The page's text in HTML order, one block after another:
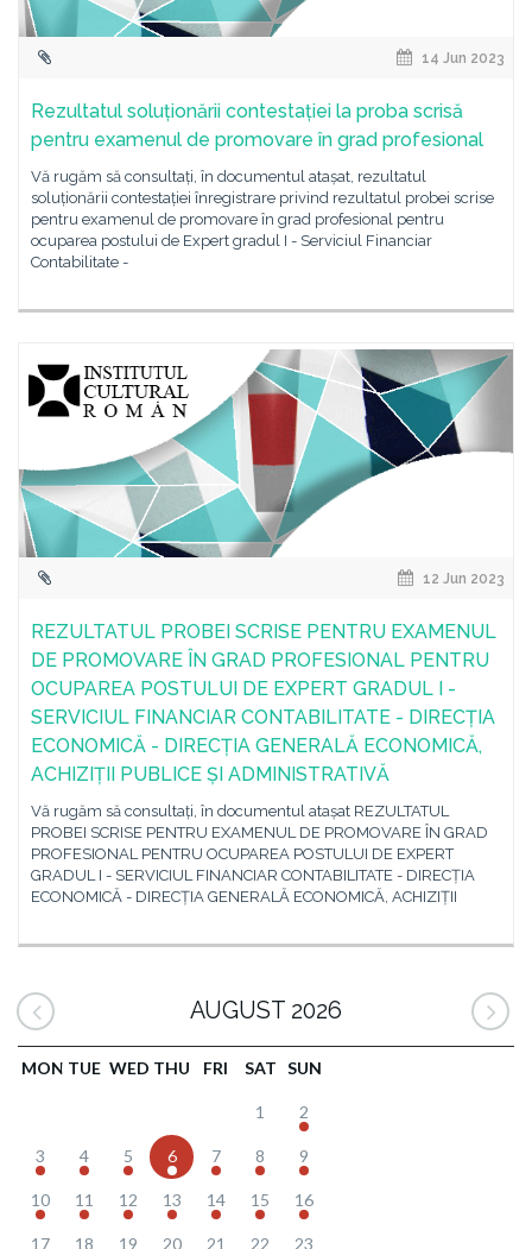
14 Jun 2023
Rezultatul soluționării contestației la proba scrisă
pentru examenul de promovare în grad profesional
Vă rugăm să consultați, în documentul atașat, rezultatul
soluționării contestației înregistrare privind rezultatul probei scrise
pentru examenul de promovare în grad profesional pentru
ocuparea postului de Expert gradul I - Serviciul Financiar
Contabilitate -
12 Jun 2023
REZULTATUL PROBEI SCRISE PENTRU EXAMENUL
DE PROMOVARE ÎN GRAD PROFESIONAL PENTRU
OCUPAREA POSTULUI DE EXPERT GRADUL I -
SERVICIUL FINANCIAR CONTABILITATE - DIRECȚIA
ECONOMICĂ - DIRECȚIA GENERALĂ ECONOMICĂ,
ACHIZIȚII PUBLICE ȘI ADMINISTRATIVĂ
Vă rugăm să consultați, în documentul atașat REZULTATUL
PROBEI SCRISE PENTRU EXAMENUL DE PROMOVARE ÎN GRAD
PROFESIONAL PENTRU OCUPAREA POSTULUI DE EXPERT
GRADUL I - SERVICIUL FINANCIAR CONTABILITATE - DIRECȚIA
ECONOMICĂ - DIRECȚIA GENERALĂ ECONOMICĂ, ACHIZIȚII
AUGUST 2026
MON TUE WED THU FRI SAT SUN
1 2
3 4 5 6 7 8 9
10 11 12 13 14 15 16
17 18 19 20 21 22 23